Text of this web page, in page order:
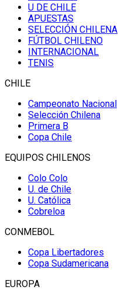
U DE CHILE
APUESTAS
SELECCIÓN CHILENA
FÚTBOL CHILENO
INTERNACIONAL
TENIS
CHILE
Campeonato Nacional
Selección Chilena
Primera B
Copa Chile
EQUIPOS CHILENOS
Colo Colo
U. de Chile
U. Católica
Cobreloa
CONMEBOL
Copa Libertadores
Copa Sudamericana
EUROPA